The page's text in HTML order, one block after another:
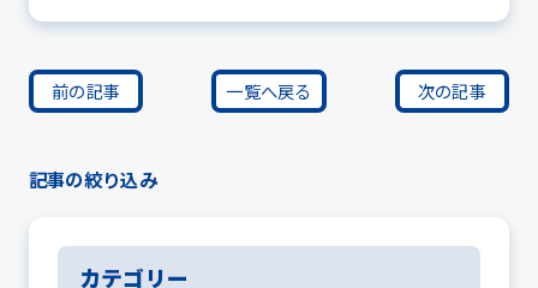
前の記事 一覧へ戻る 次の記事
記事の絞り込み
カテゴリー